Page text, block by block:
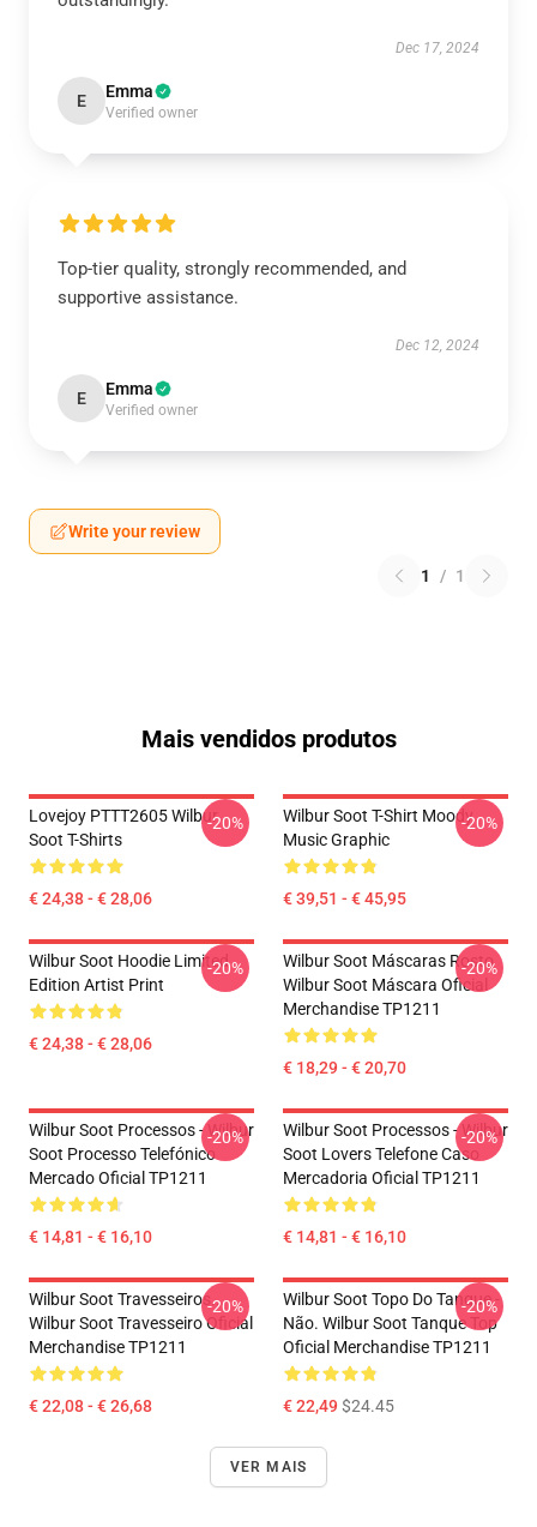
Dec 17, 2024
E Emma
Verified owner
Top-tier quality, strongly recommended, and
supportive assistance.
Dec 12, 2024
E Emma
Verified owner
Write your review
1 / 1
Mais vendidos produtos
Lovejoy PTTT2605 Wilbur
Soot T-Shirts
€ 24,38 - € 28,06
-20%
Wilbur Soot T-Shirt Moody
Music Graphic
€ 39,51 - € 45,95
-20%
Wilbur Soot Hoodie Limited
Edition Artist Print
€ 24,38 - € 28,06
-20%
Wilbur Soot Máscaras Rosto
Wilbur Soot Máscara Oficial
Merchandise TP1211
€ 18,29 - € 20,70
-20%
Wilbur Soot Processos - Wilbur
Soot Processo Telefónico
Mercado Oficial TP1211
€ 14,81 - € 16,10
-20%
Wilbur Soot Processos - Wilbur
Soot Lovers Telefone Caso
Mercadoria Oficial TP1211
€ 14,81 - € 16,10
-20%
Wilbur Soot Travesseiros...
Wilbur Soot Travesseiro Oficial
Merchandise TP1211
€ 22,08 - € 26,68
-20%
Wilbur Soot Topo Do Tanque -
Não. Wilbur Soot Tanque Top
Oficial Merchandise TP1211
€ 22,49$24.45
-20%
VER MAIS